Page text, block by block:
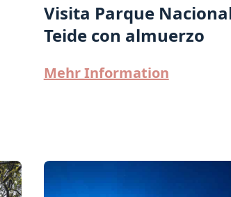
Visita Parque
Teide con almuerzo
Mehr Information